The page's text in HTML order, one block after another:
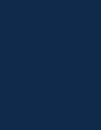
使其在全球許多實驗
氣體還是酸鹼等腐蝕性